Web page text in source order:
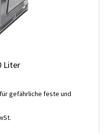
Liter
gefährliche feste und